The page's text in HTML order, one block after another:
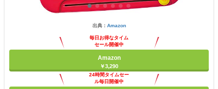
出典： Amazon
毎日お得なタイム
セール開催中
Amazon
￥3,290
24時間タイムセー
ル毎日開催中